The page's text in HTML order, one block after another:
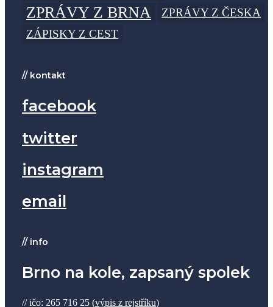
ZPRÁVY Z BRNA
ZPRÁVY Z ČESKA
ZÁPISKY Z CEST
// kontakt
facebook
twitter
instagram
email
// info
Brno na kole, zapsaný spolek
// ičo: 265 716 25 (výpis z rejstříku)